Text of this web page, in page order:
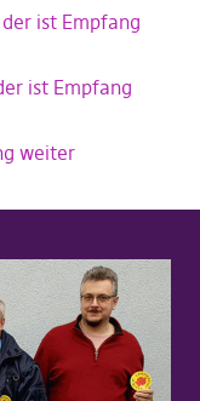
der ist Empfang
ist Empfang
weiter